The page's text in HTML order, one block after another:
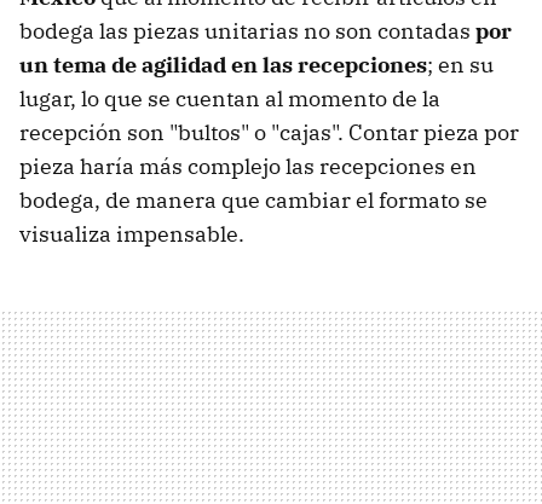
bodega las piezas unitarias no son contadas por
un tema de agilidad en las recepciones; en su
lugar, lo que se cuentan al momento de la
recepción son "bultos" o "cajas". Contar pieza por
pieza haría más complejo las recepciones en
bodega, de manera que cambiar el formato se
visualiza impensable.